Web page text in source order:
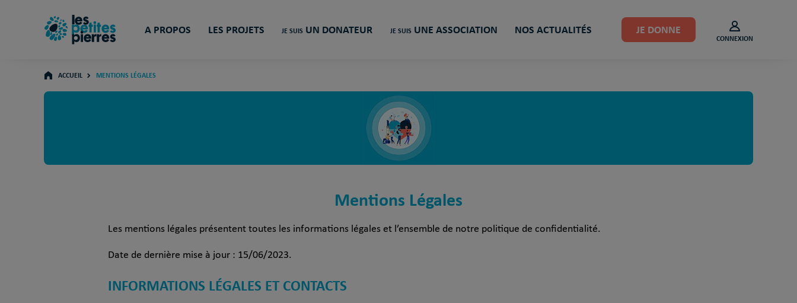
A PROPOS LES PROJETS JE SUIS UN DONATEUR JE SUIS UNE ASSOCIATION NOS ACTUALITÉS JE DONNE
CONNEXION
ACCUEIL MENTIONS LÉGALES
Mentions Légales
Les mentions légales présentent toutes les informations légales et l’ensemble de notre politique de confidentialité.
Date de dernière mise à jour : 15/06/2023.
INFORMATIONS LÉGALES ET CONTACTS